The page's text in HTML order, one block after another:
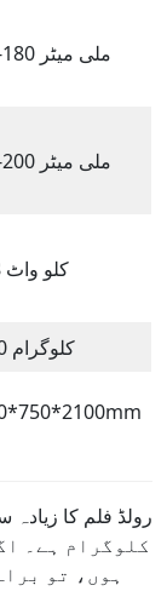
30-180 ملی میٹر
20-200 ملی میٹر
1.8 کلو واٹ
420 کلوگرام
کلوگرام ہے۔
ہوں، تو